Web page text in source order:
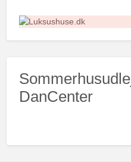
DanCenter